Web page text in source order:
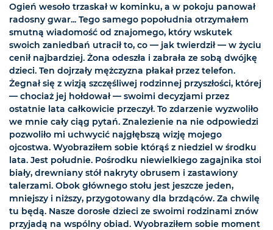
Ogień wesoło trzaskał w kominku, a w pokoju panował
radosny gwar... Tego samego popołudnia otrzymałem
smutną wiadomość od znajomego, który wskutek
swoich zaniedbań utracił to, co — jak twierdził — w życiu
cenił najbardziej. Żona odeszła i zabrała ze sobą dwójkę
dzieci. Ten dojrzały mężczyzna płakał przez telefon.
Żegnał się z wizją szczęśliwej rodzinnej przyszłości, której
— chociaż jej hołdował — swoimi decyzjami przez
ostatnie lata całkowicie przeczył. To zdarzenie wyzwoliło
we mnie cały ciąg pytań. Znalezienie na nie odpowiedzi
pozwoliło mi uchwycić najgłębszą wizję mojego
ojcostwa. Wyobraziłem sobie którąś z niedziel w środku
lata. Jest południe. Pośrodku niewielkiego zagajnika stoi
biały, drewniany stół nakryty obrusem i zastawiony
talerzami. Obok głównego stołu jest jeszcze jeden,
mniejszy i niższy, przygotowany dla brzdąców. Za chwilę
tu będą. Nasze dorosłe dzieci ze swoimi rodzinami znów
przyjadą na wspólny obiad. Wyobraziłem sobie moment